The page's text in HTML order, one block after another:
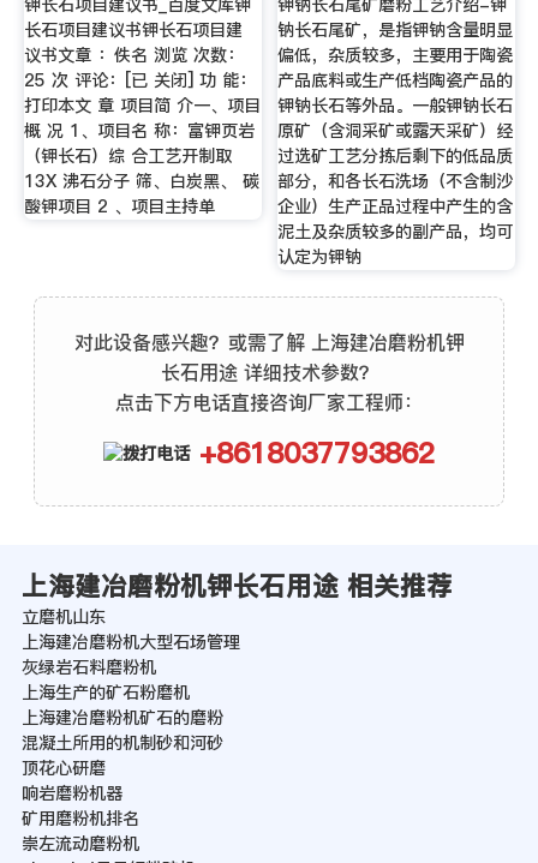
钾长石项目建议书_百度文库钾
长石项目建议书钾长石项目建
议书文章 ：佚名 浏览 次数：
25 次 评论：[已 关闭] 功 能：
打印本文 章 项目简 介一、项目
概 况 1、项目名 称：富钾页岩
（钾长石）综 合工艺开制取
13X 沸石分子 筛、白炭黑、 碳
酸钾项目 2 、项目主持单
钾钠长石尾矿磨粉工艺介绍-钾
钠长石尾矿，是指钾钠含量明显
偏低，杂质较多，主要用于陶瓷
产品底料或生产低档陶瓷产品的
钾钠长石等外品。一般钾钠长石
原矿（含洞采矿或露天采矿）经
过选矿工艺分拣后剩下的低品质
部分，和各长石洗场（不含制沙
企业）生产正品过程中产生的含
泥土及杂质较多的副产品，均可
认定为钾钠
对此设备感兴趣？或需了解 上海建冶磨粉机钾
长石用途 详细技术参数？
点击下方电话直接咨询厂家工程师：
+8618037793862
上海建冶磨粉机钾长石用途 相关推荐
立磨机山东
上海建冶磨粉机大型石场管理
灰绿岩石料磨粉机
上海生产的矿石粉磨机
上海建冶磨粉机矿石的磨粉
混凝土所用的机制砂和河砂
顶花心研磨
响岩磨粉机器
矿用磨粉机排名
崇左流动磨粉机